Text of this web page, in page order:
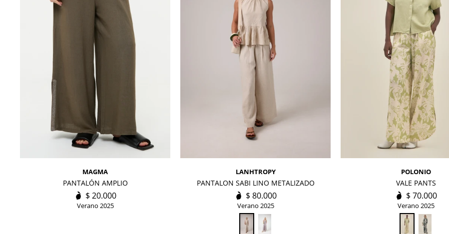
MAGMA
PANTALÓN AMPLIO
$ 20.000
Verano 2025
LANHTROPY
PANTALON SABI LINO METALIZADO
$ 80.000
Verano 2025
POLONIO
VALE PANTS
$ 70.000
Verano 2025